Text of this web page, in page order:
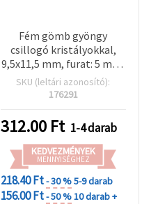
Fém gömb gyöngy
csillogó kristályokkal,
9,5x11,5 mm, furat: 5 mm,
ezüst színű
SKU (leltári azonosító):
176291
312.00 Ft 1-4 darab
KEDVEZMÉNYEK
MENNYISÉGHEZ
218.40 Ft- 30 %5-9 darab
156.00 Ft- 50 %10 darab +